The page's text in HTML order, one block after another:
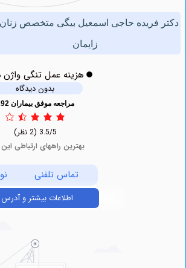
حاجی اسمعیل بیگی متخصص زنان و
هزینه عمل تنگی واژن در شیراز
بدون دیدگاه
مراجعه موفق بیماران 292
بهترین راههای ارتباطی این دکتر
تماس تلفنی نوبت دهی
اطلاعات بیشتر و آدرس